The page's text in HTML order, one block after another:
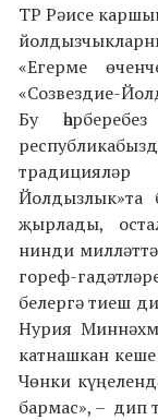
ТР Рәисе
«Егерме
«Созвездие-
Бу
Йолдызлык»та
җырлады,
нинди
гореф-
белергә тиеш
Нурия
катнашкан
Чөнки
бармас», – дип